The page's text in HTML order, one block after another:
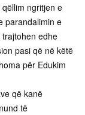
ngritjen e
parandalimin e
edhe
pasi që në këtë
për Edukim
që kanë
të